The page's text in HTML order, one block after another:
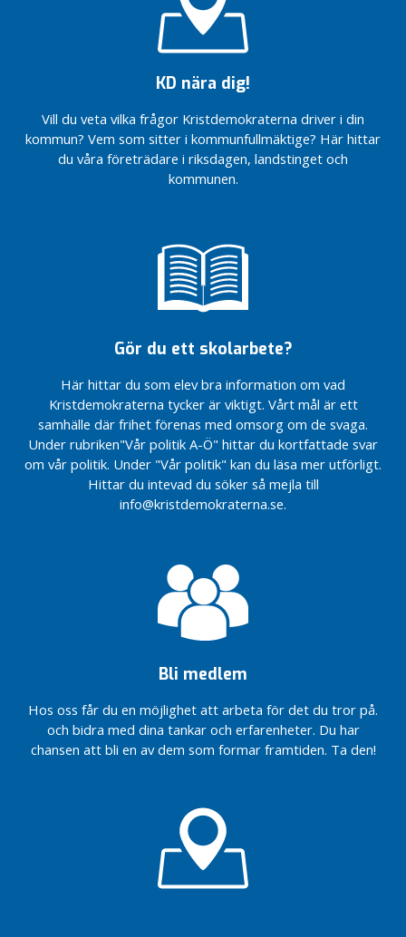
KD nära dig!
Vill du veta vilka frågor Kristdemokraterna driver i din
kommun? Vem som sitter i kommunfullmäktige? Här hittar
du våra företrädare i riksdagen, landstinget och
kommunen.
Gör du ett skolarbete?
Här hittar du som elev bra information om vad
Kristdemokraterna tycker är viktigt. Vårt mål är ett
samhälle där frihet förenas med omsorg om de svaga.
Under rubriken"Vår politik A-Ö" hittar du kortfattade svar
om vår politik. Under "Vår politik" kan du läsa mer utförligt.
Hittar du intevad du söker så mejla till
info@kristdemokraterna.se.
Bli medlem
Hos oss får du en möjlighet att arbeta för det du tror på.
och bidra med dina tankar och erfarenheter. Du har
chansen att bli en av dem som formar framtiden. Ta den!